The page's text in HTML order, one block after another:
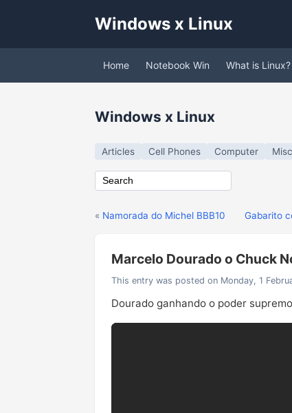
Windows x Linux
Home Notebook Win What is Linux?
Windows x Linux
Articles Cell Phones Computer
« Namorada do Michel BBB10 Gabarito
Marcelo Dourado o Chuck
This entry was posted on Monday, 1
Dourado ganhando o poder